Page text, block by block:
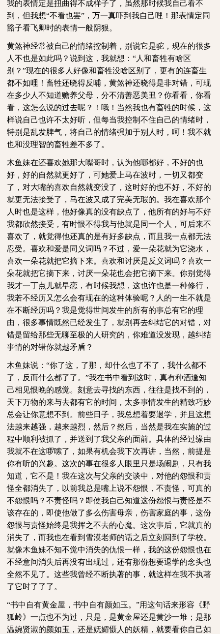
我的表情定是扭曲得不成样子了，虽然那时候我自己看不
到，但我想“不看也罢”，万一真吓到我自己哩！那表情定同
豁子看飞卿时的表情一般阴狠。
黄煞神经常被自己的情绪控制着，别说它是驼，现在的很多
人不也是如此吗？说到这，我就想：“人和畜牲有啥区
别？”现在的很多人好像和畜牲没啥区别了，更有的连畜生
都不如哩！畜牲还晓得反哺，黄煞神还晓得是非对错，可现
在多少人不知道赡养父母，分不清善恶美丑？你看看，你看
看，这怎么说的过去呢？！哦！当然我也有畜牲的时候，这
样说自己也许不太好听，但每当我控制不住自己的情绪时，
特别是乱发脾气，将自己的情绪强加于别人时，呵！我不就
也和没理智的畜牲差不多了。
木鱼妹在还喜欢她那大嘴哥时，认为他哪都好，不好的也
好，好的自然就更好了，可她爱上马在波时，一切又都变
了，对大嘴的喜欢自然就变没了，这时好的也不好，不好的
就更无法接受了，马在波又成了完美无瑕的。我在喜欢那个
人时也是这样，他好像真的没有缺点了，他所有的好与不好
我都欣然接受，有时恨不得我与他就是同一个人，可后来不
喜欢了，就觉得他还真的是有好多缺点，而且我一点都无法
忍受。喜欢和爱是同义词吗？不过，爱一朵花就为它浇水，
喜欢一朵花就把它摘下来。喜欢和讨厌是反义词吗？喜欢一
朵花就把它摘下来，讨厌一朵花也会把它摘下来。你别觉得
我才一丁点儿就早恋，有时候我想，这也许也是一种修行，
我若不经历又怎么会有现在的这种体验呢？人的一生不就是
在不断经历吗？我是觉得世间发生的所有的事总有它的理
由，很多事情既然已经发生了，就别再去纠结它的对错，对
错是留给那些无聊至极的人研究的，你难道没发现，越纠结
事情的对错你就越矛盾？
木鱼妹说：“你了这，了那，却什么也了不了，我什么都不
了，反而什么都了了。”我在书中看到这时，真有种酒逢知
己相见恨晚的感觉。刻意去寻找的东西，往往是找不到的，
天下万物的来与去都有它的时间，太多事情发生的精致巧妙
总会让你意想不到。前些日子，我总想着要退学，并且这想
法越来越强，越来越烈，然后？然后，当然是我在实施的过
程中顺利被抓了，并送到了我父亲的面前。具体的经过缘由
我就不在这啰嗦了，如果有机会我下次再讲，当然，前提是
你有听的兴趣。这次的事在很多人眼里只是场闹剧，只有我
知道，它不是！我在这次与父亲的交谈中，对他的怨恨和责
怪全都消失了，以前我总是嘴上说不怨恨，不责怪，可真的
不怨恨吗？不责怪吗？即使我自己知道这份怨恨与责怪是不
该存在的，即使他做了多么伤害母亲，伤害家庭的事，这份
怨恨与责怪始终是我挥之不去的心魔。这次事后，它就真的
消失了，而我也在看到雪漠老师的话之后立刻回到了学校。
就像木鱼妹不知不觉中消失的仇恨一样，我的这份怨恨也在
不经意间消失后再没有出现过，还有那份想要退学的念头也
全然不见了。这些我曾经不断执著的事，就这样在我不执著
了它时了了了。
“书中自有黄金屋，书中自有颜如玉。”用这句话来形容《野
狐岭》一点也不为过，只是，是黄金屋还是黄沙一堆；是那
温婉贤淑的颜如玉，还是妩媚慑人的妖精，就要看你自己如